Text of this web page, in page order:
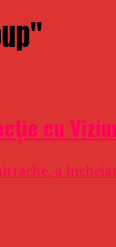
cu
a